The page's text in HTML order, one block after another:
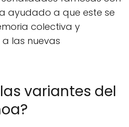
ayudado a que este se
colectiva y
las nuevas
variantes del